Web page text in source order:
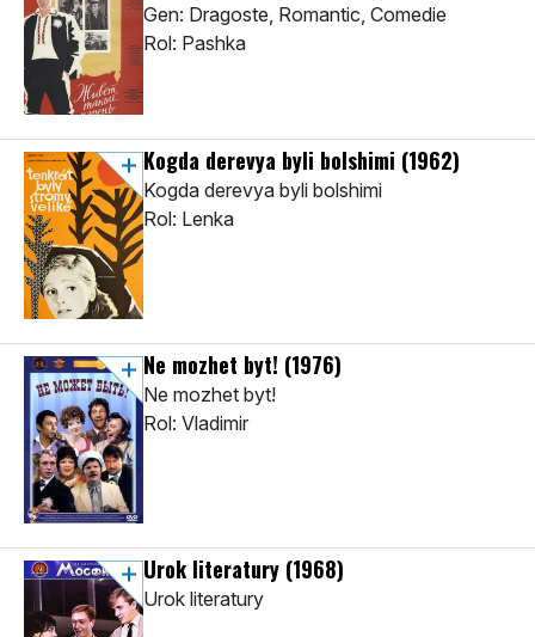
Gen: Dragoste, Romantic, Comedie
Rol: Pashka
Kogda derevya byli bolshimi (1962)
Kogda derevya byli bolshimi
Rol: Lenka
Ne mozhet byt! (1976)
Ne mozhet byt!
Rol: Vladimir
Urok literatury (1968)
Urok literatury